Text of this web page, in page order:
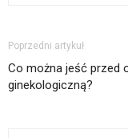
Poprzedni artykuł
Co można jeść przed
ginekologiczną?